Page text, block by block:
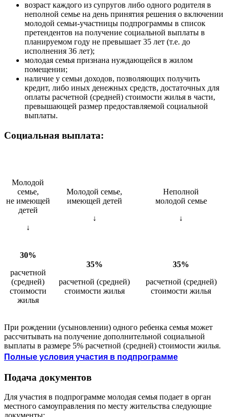
возраст каждого из супругов либо одного родителя в
неполной семье на день принятия решения о включении
молодой семьи-участницы подпрограммы в список
претендентов на получение социальной выплаты в
планируемом году не превышает 35 лет (т.е. до
исполнения 36 лет);
молодая семья признана нуждающейся в жилом
помещении;
наличие у семьи доходов, позволяющих получить
кредит, либо иных денежных средств, достаточных для
оплаты расчетной (средней) стоимости жилья в части,
превышающей размер предоставляемой социальной
выплаты.
Социальная выплата:
Молодой
семье,
не имеющей
детей
↓
Молодой семье,
имеющей детей
↓
Неполной
молодой семье
↓
30%
расчетной
(средней)
стоимости
жилья
35%
расчетной (средней)
стоимости жилья
35%
расчетной (средней)
стоимости жилья
При рождении (усыновлении) одного ребенка семья может
рассчитывать на получение дополнительной социальной
выплаты в размере 5% расчетной (средней) стоимости жилья.
Полные условия участия в подпрограмме
Подача документов
Для участия в подпрограмме молодая семья подает в орган
местного самоуправления по месту жительства следующие